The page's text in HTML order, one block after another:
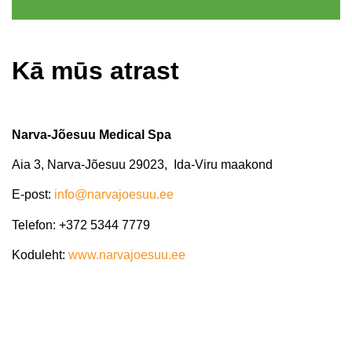
Kā mūs atrast​
Narva-Jõesuu Medical Spa
Aia 3, Narva-Jõesuu 29023, Ida-Viru maakond
E-post: info@narvajoesuu.ee
Telefon: +372 5344 7779
Koduleht: www.narvajoesuu.ee